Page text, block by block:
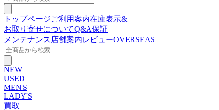
トップページご利用案内在庫表示&
お取り寄せについてQ&A保証
メンテナンス 店舗案内レビューOVERSEAS
NEW
USED
MEN'S
LADY'S
買取